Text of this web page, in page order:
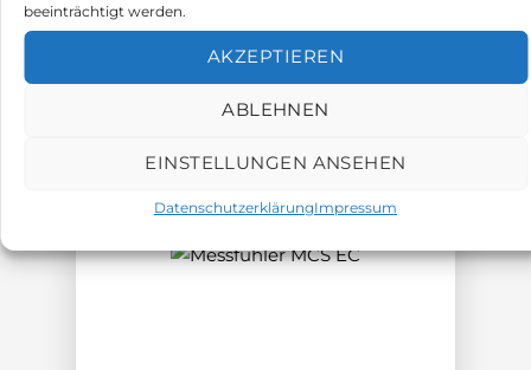
beeinträchtigt werden.
AKZEPTIEREN
ABLEHNEN
EINSTELLUNGEN ANSEHEN
DatenschutzerklärungImpressum